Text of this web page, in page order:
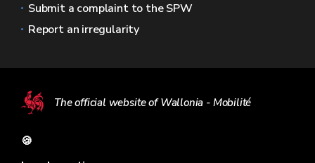
Submit a complaint to the SPW
Report an irregularity
The official website of Wallonia - Mobilité
🍪